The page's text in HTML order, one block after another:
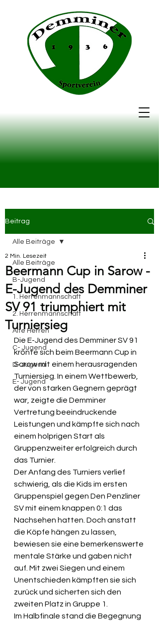
Beitrag
Alle Beiträge
B-Jugend
1. Herrenmannschaft
2. Herrenmannschaft
Alte Herren
C- Jugend
D- Jugend
E- Jugend
Alle Beiträge
Beermann Cup in Sarow -
E-Jugend des Demminer
SV 91 triumphiert mit
Turniersieg
2 Min. Lesezeit
Die E-Jugend des Demminer SV 91
krönte sich beim Beermann Cup in
Sarow mit einem herausragenden
Turniersieg. In einem Wettbewerb,
der von starken Gegnern geprägt
war, zeigte die Demminer
Vertretung beeindruckende
Leistungen und kämpfte sich nach
einem holprigen Start als
Gruppenzweiter erfolgreich durch
das Turnier.
Der Anfang des Turniers verlief
schwierig, als die Kids im ersten
Gruppenspiel gegen Den Penzliner
SV mit einem knappen 0:1 das
Nachsehen hatten. Doch anstatt
die Köpfe hängen zu lassen,
bewiesen sie eine bemerkenswerte
mentale Stärke und gaben nicht
auf. Mit zwei Siegen und einem
Unentschieden kämpften sie sich
zurück und sicherten sich den
zweiten Platz in Gruppe 1.
Im Halbfinale stand die Begegnung